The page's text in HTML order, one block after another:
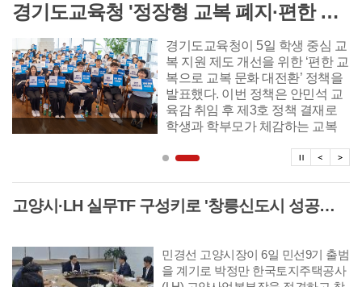
경기도교육청 '정장형 교복 폐지·편한 교복 전환, 교복 자율화 공론화' 추진
경기도교육청이 5일 학생 중심 교
복 지원 제도 개선을 위한 ‘편한 교
복으로 교복 문화 대전환’ 정책을
발표했다. 이번 정책은 안민석 교
육감 취임 후 제3호 정책 결재로
학생과 학부모가 체감하는 교복
정책 주요 내용은 ▲편한 교복으
부담 완화 ▲학교 업무 경감 등이
으로 개선하는 데 초점을 맞췄다.
탑
탑뉴스
고양시·LH 실무TF 구성키로 '창릉신도시 성공적 조성 및 자족기능 강화 협력'
민경선 고양시장이 6일 민선9기 출범
을 계기로 박정만 한국토지주택공사